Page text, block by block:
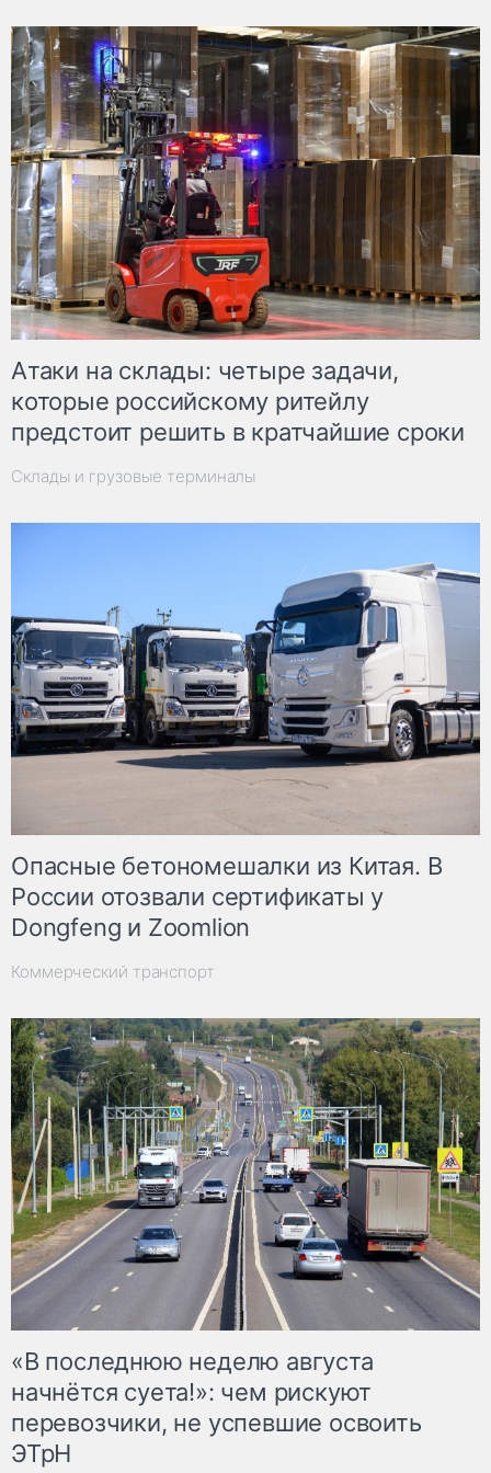
Атаки на склады: четыре задачи,
которые российскому ритейлу
предстоит решить в кратчайшие сроки
Склады и грузовые терминалы
Опасные бетономешалки из Китая. В
России отозвали сертификаты у
Dongfeng и Zoomlion
Коммерческий транспорт
«В последнюю неделю августа
начнётся суета!»: чем рискуют
перевозчики, не успевшие освоить
ЭТрН